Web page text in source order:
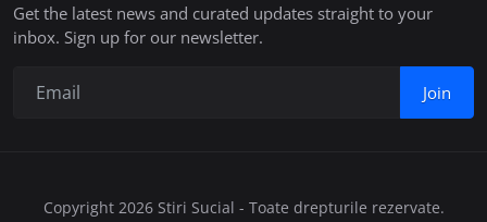
Get the latest news and curated updates straight to your
inbox. Sign up for our newsletter.
Join
Copyright 2026 Stiri Sucial - Toate drepturile rezervate.